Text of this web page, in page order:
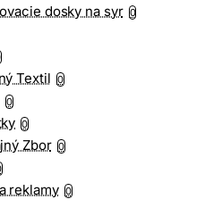
dosky na syr 0
Textil 0
0
0
Zbor 0
reklamy 0